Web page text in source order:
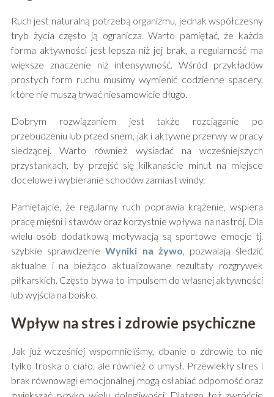
Ruch jest naturalną potrzebą organizmu, jednak współczesny
tryb życia często ją ogranicza. Warto pamiętać, że każda
forma aktywności jest lepsza niż jej brak, a regularność ma
większe znaczenie niż intensywność. Wśród przykładów
prostych form ruchu musimy wymienić codzienne spacery,
które nie muszą trwać niesamowicie długo.
Dobrym rozwiązaniem jest także rozciąganie po
przebudzeniu lub przed snem, jak i aktywne przerwy w pracy
siedzącej. Warto również wysiadać na wcześniejszych
przystankach, by przejść się kilkanaście minut na miejsce
docelowe i wybieranie schodów zamiast windy.
Pamiętajcie, że regularny ruch poprawia krążenie, wspiera
pracę mięśni i stawów oraz korzystnie wpływa na nastrój. Dla
wielu osób dodatkową motywacją są sportowe emocje tj.
szybkie sprawdzenieWyniki na żywo, pozwalają śledzić
aktualne i na bieżąco aktualizowane rezultaty rozgrywek
piłkarskich. Często bywa to impulsem do własnej aktywności
lub wyjścia na boisko.
Wpływ na stres i zdrowie psychiczne
Jak już wcześniej wspomnieliśmy, dbanie o zdrowie to nie
tylko troska o ciało, ale również o umysł. Przewlekły stres i
brak równowagi emocjonalnej mogą osłabiać odporność oraz